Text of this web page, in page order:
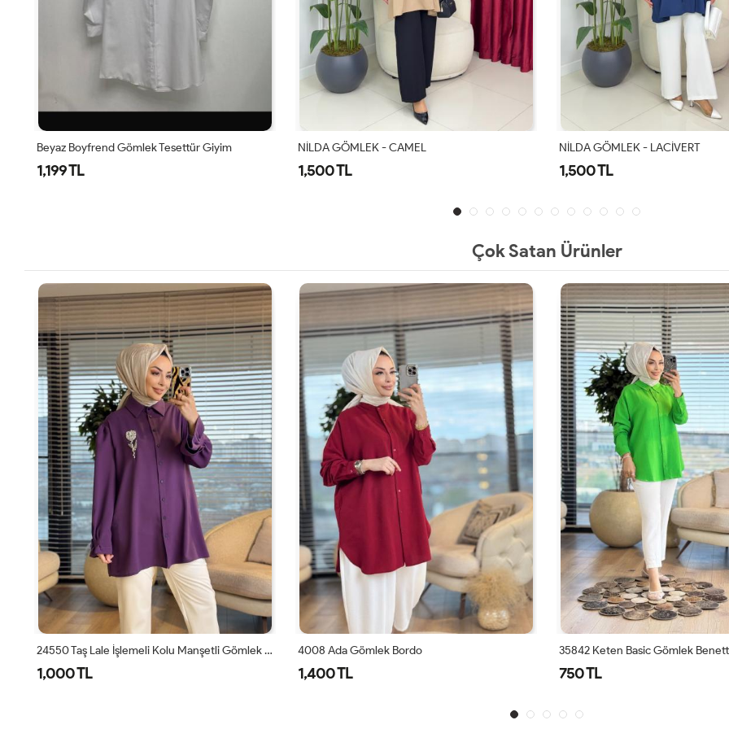
NİLDA GÖMLEK - CAMEL
1,500 TL
NİLDA GÖMLEK - LACİVERT
1,500 TL
MANOLYA GÖMLEK - LACİVERT
1,100 TL
Çok Satan Ürünler
4008 Ada Gömlek Bordo
1,400 TL
35842 Keten Basic Gömlek Benetton
750 TL
5466-1 İnce Çizgili Gömlek Mavi
1,500 TL